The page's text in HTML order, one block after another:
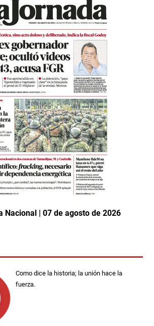
Nacional | 07 de agosto de 2026
Como dice la historia; la unión hace la
fuerza.